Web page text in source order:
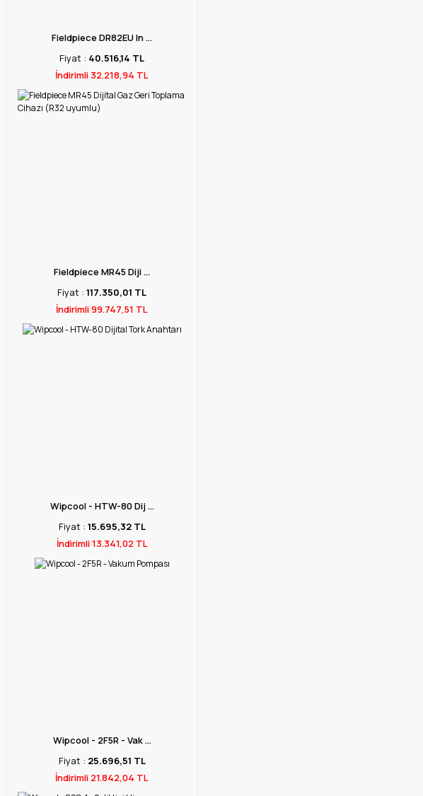
Fieldpiece DR82EU In ...
Fiyat : 40.516,14 TL
İndirimli 32.218,94 TL
Fieldpiece MR45 Diji ...
Fiyat : 117.350,01 TL
İndirimli 99.747,51 TL
Wipcool - HTW-80 Dij ...
Fiyat : 15.695,32 TL
İndirimli 13.341,02 TL
Wipcool - 2F5R - Vak ...
Fiyat : 25.696,51 TL
İndirimli 21.842,04 TL